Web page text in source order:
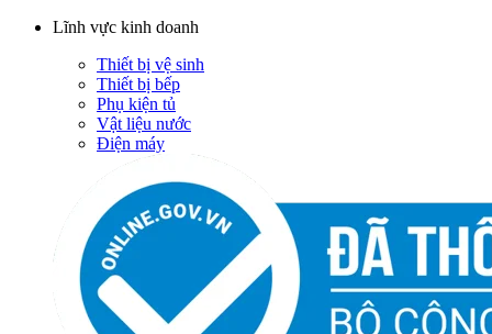
Lĩnh vực kinh doanh
Thiết bị vệ sinh
Thiết bị bếp
Phụ kiện tủ
Vật liệu nước
Điện máy